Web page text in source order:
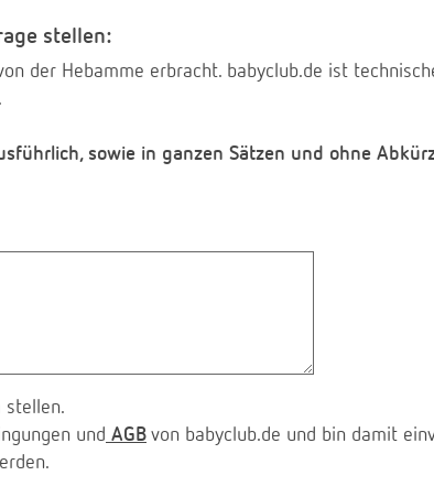
stellen:
der Hebamme erbracht. babyclub.de ist
sowie in ganzen Sätzen und ohne
stellen.
und AGB von babyclub.de und bin damit